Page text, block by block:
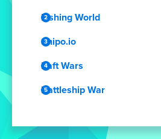
Fishing World
Shipo.io
Raft Wars
Battleship War